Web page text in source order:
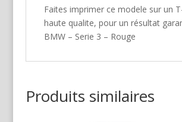
Faites imprimer ce modele sur un
haute qualite, pour un résultat
BMW – Serie 3 – Rouge
Produits similaires